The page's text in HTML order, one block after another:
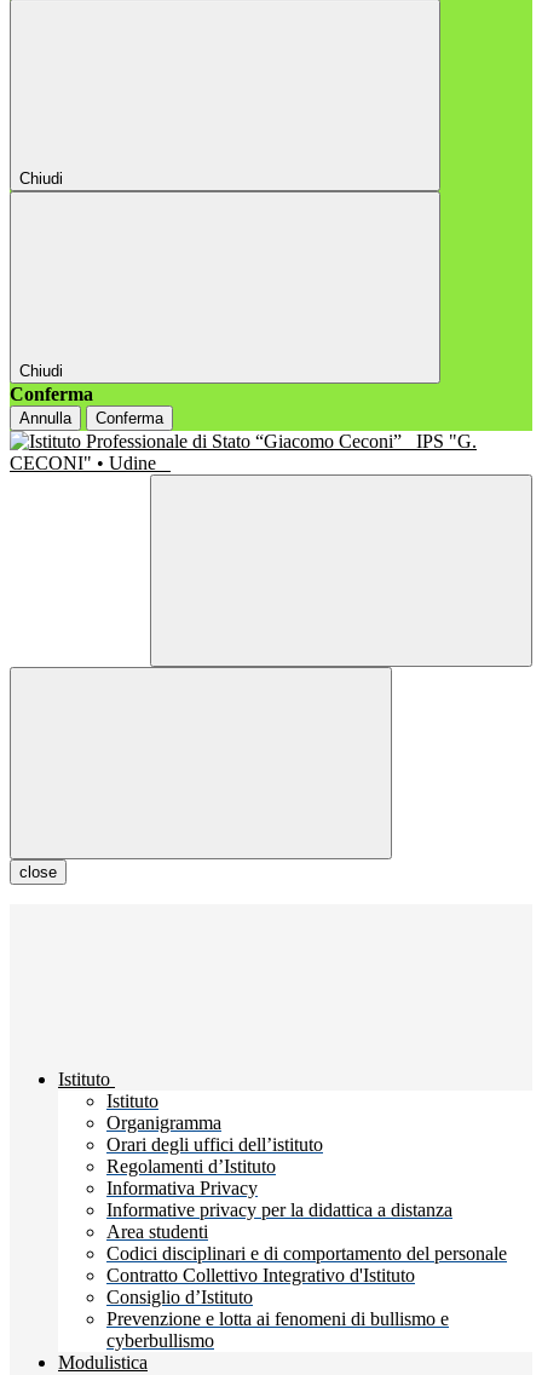
Chiudi
Chiudi
Conferma
Annulla Conferma
IPS "G.
CECONI" • Udine
close
Istituto
Istituto
Organigramma
Orari degli uffici dell’istituto
Regolamenti d’Istituto
Informativa Privacy
Informative privacy per la didattica a distanza
Area studenti
Codici disciplinari e di comportamento del personale
Contratto Collettivo Integrativo d'Istituto
Consiglio d’Istituto
Prevenzione e lotta ai fenomeni di bullismo e
cyberbullismo
Modulistica